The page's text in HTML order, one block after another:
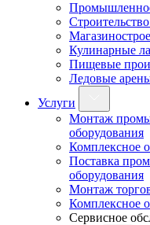
Кулинарные
Пищевые
Ледовые
Услуги
Монтаж
оборудования
Комплексное
Поставка
оборудования
Монтаж
Комплексное
Сервисное